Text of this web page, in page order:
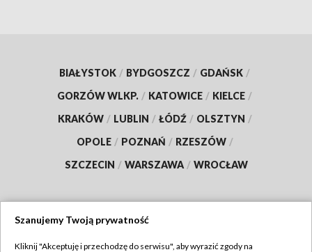
BIAŁYSTOK / BYDGOSZCZ / GDAŃSK /
GORZÓW WLKP. / KATOWICE / KIELCE /
KRAKÓW / LUBLIN / ŁÓDŹ / OLSZTYN /
OPOLE / POZNAŃ / RZESZÓW /
SZCZECIN / WARSZAWA / WROCŁAW
Szanujemy Twoją prywatność
Kliknij "Akceptuję i przechodzę do serwisu", aby wyrazić zgody na